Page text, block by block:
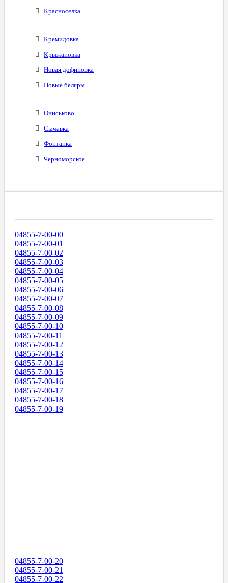
Красноселка
Кремидовка
Крыжановка
Новая дофиновка
Новые беляры
Ониськово
Сычавка
Фонтанка
Черноморское
04855-7-00-00
04855-7-00-01
04855-7-00-02
04855-7-00-03
04855-7-00-04
04855-7-00-05
04855-7-00-06
04855-7-00-07
04855-7-00-08
04855-7-00-09
04855-7-00-10
04855-7-00-11
04855-7-00-12
04855-7-00-13
04855-7-00-14
04855-7-00-15
04855-7-00-16
04855-7-00-17
04855-7-00-18
04855-7-00-19
04855-7-00-20
04855-7-00-21
04855-7-00-22